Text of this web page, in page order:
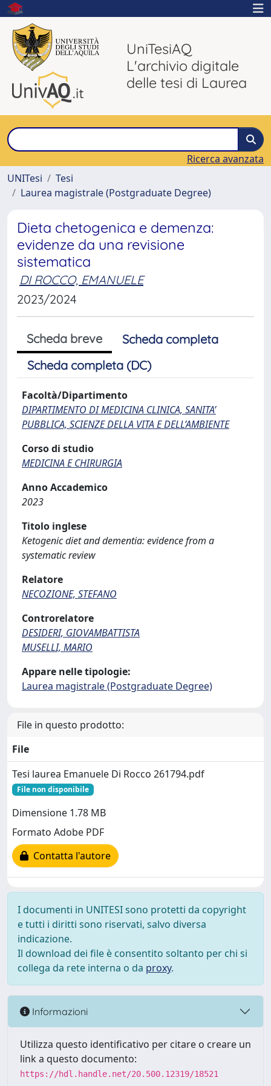
UniTesiAQ
L'archivio digitale
delle tesi di Laurea
Ricerca avanzata
UNITesi
Tesi
Laurea magistrale (Postgraduate Degree)
Dieta chetogenica e demenza:
evidenze da una revisione
sistematica
DI ROCCO, EMANUELE
2023/2024
Scheda breve
Scheda completa
Scheda completa (DC)
Facoltà/Dipartimento
DIPARTIMENTO DI MEDICINA CLINICA, SANITA’
PUBBLICA, SCIENZE DELLA VITA E DELL’AMBIENTE
Corso di studio
MEDICINA E CHIRURGIA
Anno Accademico
2023
Titolo inglese
Ketogenic diet and dementia: evidence from a
systematic review
Relatore
NECOZIONE, STEFANO
Controrelatore
DESIDERI, GIOVAMBATTISTA
MUSELLI, MARIO
Appare nelle tipologie:
Laurea magistrale (Postgraduate Degree)
File in questo prodotto:
File
Tesi laurea Emanuele Di Rocco 261794.pdf
File non disponibile
Dimensione 1.78 MB
Formato Adobe PDF
Contatta l'autore
I documenti in UNITESI sono protetti da copyright
e tutti i diritti sono riservati, salvo diversa
indicazione.
Il download dei file è consentito soltanto per chi si
collega da rete interna o da proxy.
Informazioni
Utilizza questo identificativo per citare o creare un
link a questo documento:
https://hdl.handle.net/20.500.12319/18521